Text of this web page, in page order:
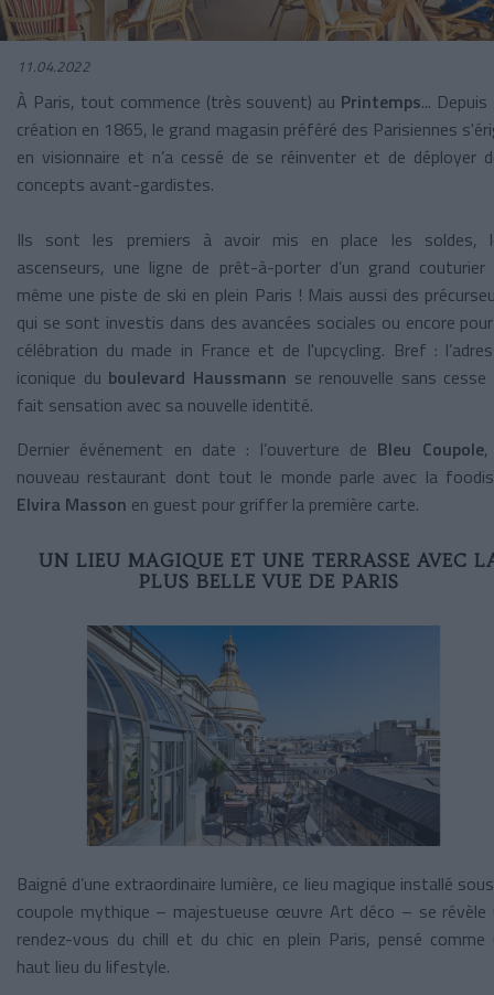
11.04.2022
À Paris, tout commence (très souvent) au Printemps...
création en 1865, le grand magasin préféré des Parisiennes
en visionnaire et n’a cessé de se réinventer et de déployer
concepts avant-gardistes.
Ils sont les premiers à avoir mis en place les soldes,
ascenseurs, une ligne de prêt-à-porter d’un grand
même une piste de ski en plein Paris ! Mais aussi des
qui se sont investis dans des avancées sociales ou encore
célébration du made in France et de l'upcycling. Bref :
iconique du boulevard Haussmann se renouvelle sans
fait sensation avec sa nouvelle identité.
Dernier événement en date : l’ouverture de Bleu Coupole,
nouveau restaurant dont tout le monde parle avec la
Elvira Masson en guest pour griffer la première carte.
UN LIEU MAGIQUE ET UNE TERRASSE AVEC
PLUS BELLE VUE DE PARIS
Baigné d’une extraordinaire lumière, ce lieu magique installé
coupole mythique – majestueuse œuvre Art déco – se révèle
rendez-vous du chill et du chic en plein Paris, pensé comme
haut lieu du lifestyle.